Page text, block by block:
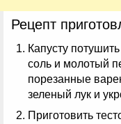
Рецепт
Капусту
соль и молотый
порезанные
зеленый лук и
Приготовить